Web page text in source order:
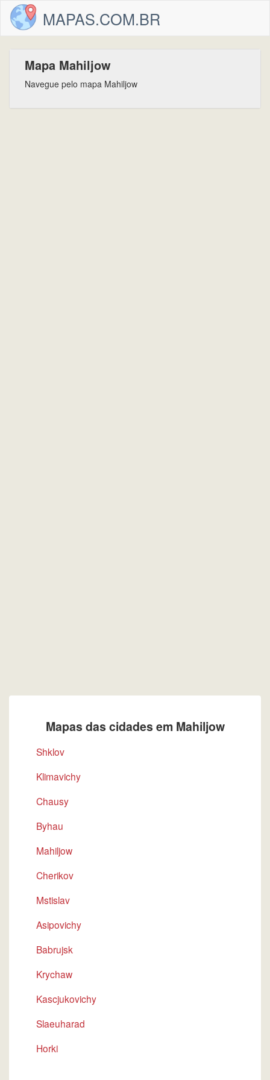
MAPAS.COM.BR
Mapa Mahiljow
Navegue pelo mapa Mahiljow
Mapas das cidades em Mahiljow
Shklov
Klimavichy
Chausy
Byhau
Mahiljow
Cherikov
Mstislav
Asipovichy
Babrujsk
Krychaw
Kascjukovichy
Slaeuharad
Horki